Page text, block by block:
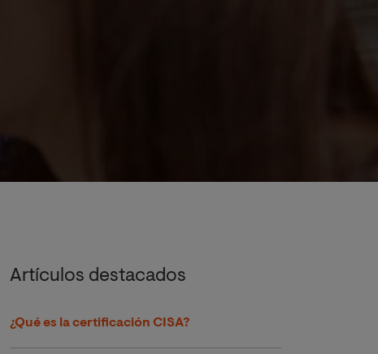
Artículos destacados
¿Qué es la certificación CISA?